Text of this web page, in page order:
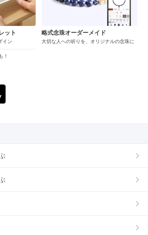
ット
イン
！
略式念珠オーダーメイド
大切な人への祈りを、オリジナルの念珠に